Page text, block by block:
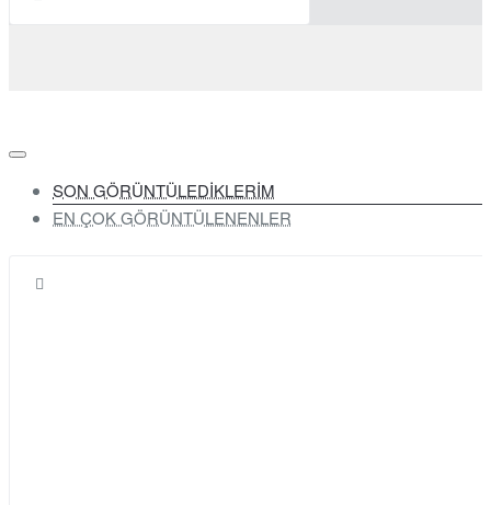
SON GÖRÜNTÜLEDİKLERİM
EN ÇOK GÖRÜNTÜLENENLER